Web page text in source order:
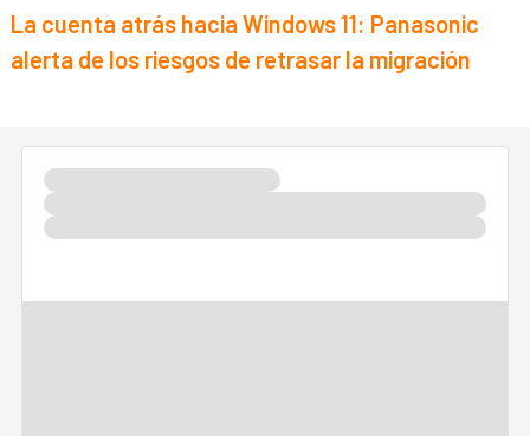
La cuenta atrás hacia Windows 11: Panasonic
alerta de los riesgos de retrasar la migración